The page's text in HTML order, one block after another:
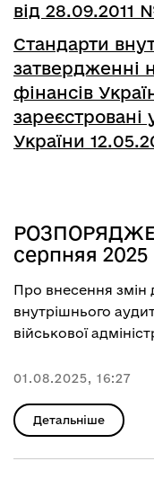
від 28.09.2011
Стандарти
затвердженні
фінансів
зареєстровані
України
серпняя 2025
Про внесення змін
внутрішнього
військової
01.08.2025, 16:27
Детальніше